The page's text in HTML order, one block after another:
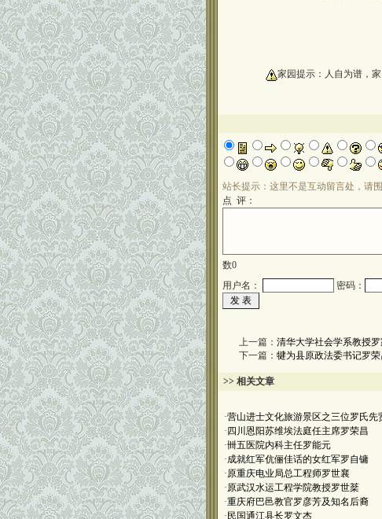
家园提示：人自为谱，
站长提示：这里不是互动留言处，请
点 评：
数0
用户名：
密码：
上一篇： 清华大学社会学系教授罗
下一篇： 犍为县原政法委书记罗荣
>> 相关文章
·营山进士文化旅游景区之三位罗氏先
· 四川恩阳苏维埃法庭任主席罗荣昌
·卌五医院内科主任罗能元
·成就红军伉俪佳话的女红军罗自镛
·原重庆电业局总工程师罗世襄
·原武汉水运工程学院教授罗世棻
·重庆府巴邑教官罗彦芳及知名后裔
· 民国通江县长罗文杰